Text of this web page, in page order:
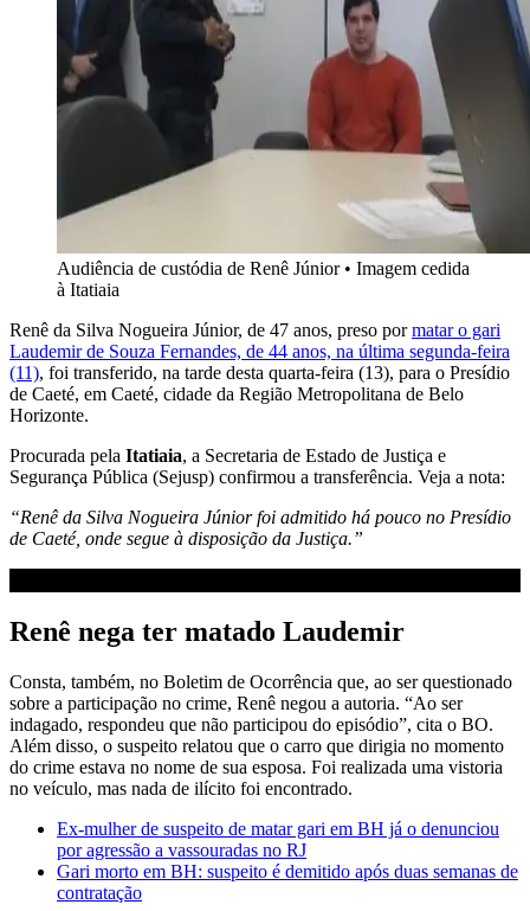
Audiência de custódia de Renê Júnior• Imagem cedida
à Itatiaia
Renê da Silva Nogueira Júnior, de 47 anos, preso pormatar o gari
Laudemir de Souza Fernandes, de 44 anos, na última segunda-feira
(11), foi transferido, na tarde desta quarta-feira (13), para o Presídio
de Caeté, em Caeté, cidade da Região Metropolitana de Belo
Horizonte.
Procurada pela Itatiaia, a Secretaria de Estado de Justiça e
Segurança Pública (Sejusp) confirmou a transferência. Veja a nota:
“Renê da Silva Nogueira Júnior foi admitido há pouco no Presídio
de Caeté, onde segue à disposição da Justiça.”
Renê nega ter matado Laudemir
Consta, também, no Boletim de Ocorrência que, ao ser questionado
sobre a participação no crime, Renê negou a autoria. “Ao ser
indagado, respondeu que não participou do episódio”, cita o BO.
Além disso, o suspeito relatou que o carro que dirigia no momento
do crime estava no nome de sua esposa. Foi realizada uma vistoria
no veículo, mas nada de ilícito foi encontrado.
Ex-mulher de suspeito de matar gari em BH já o denunciou
por agressão a vassouradas no RJ
Gari morto em BH: suspeito é demitido após duas semanas de
contratação